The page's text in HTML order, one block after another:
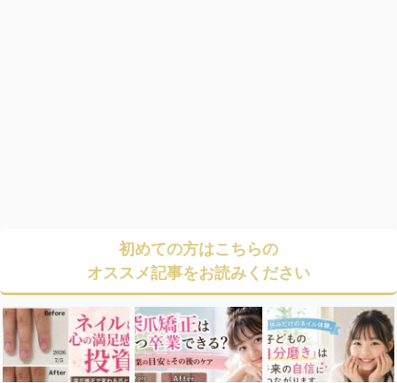
初めての方はこちらの
オススメ記事をお読みください